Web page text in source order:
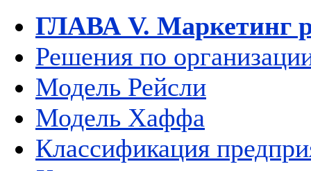
ГЛАВА V. Маркетинг
Решения по
Модель Рейсли
Модель Хаффа
Классификация